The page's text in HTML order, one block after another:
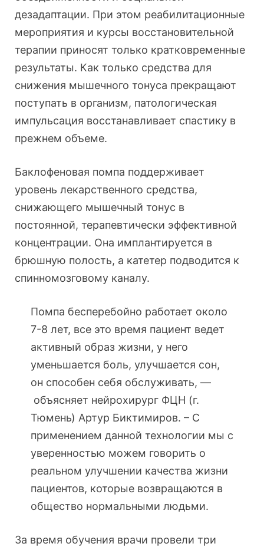
дезадаптации. При этом реабилитационные
мероприятия и курсы восстановительной
терапии приносят только кратковременные
результаты. Как только средства для
снижения мышечного тонуса прекращают
поступать в организм, патологическая
импульсация восстанавливает спастику в
прежнем объеме.
Баклофеновая помпа поддерживает
уровень лекарственного средства,
снижающего мышечный тонус в
постоянной, терапевтически эффективной
концентрации. Она имплантируется в
брюшную полость, а катетер подводится к
спинномозговому каналу.
Помпа бесперебойно работает около
7-8 лет, все это время пациент ведет
активный образ жизни, у него
уменьшается боль, улучшается сон,
он способен себя обслуживать, —
объясняет нейрохирург ФЦН (г.
Тюмень) Артур Биктимиров. – С
применением данной технологии мы с
уверенностью можем говорить о
реальном улучшении качества жизни
пациентов, которые возвращаются в
общество нормальными людьми.
За время обучения врачи провели три